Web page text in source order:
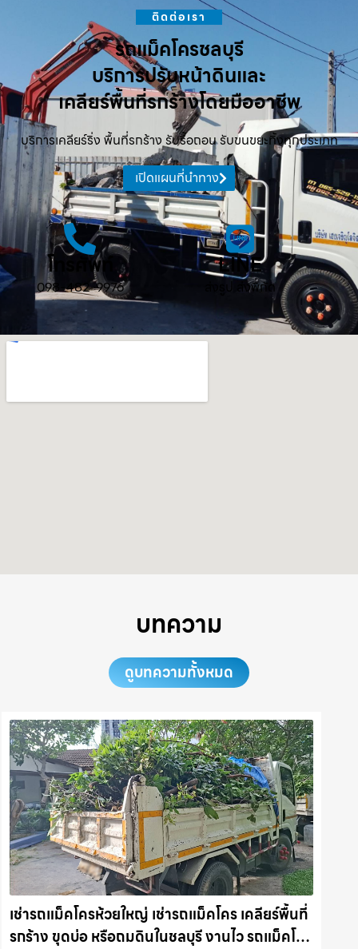
ติดต่อเรา
รถแม็คโครชลบุรี
บริการปรับหน้าดินและ
เคลียร์พื้นที่รกร้างโดยมืออาชีพ
บริการเคลียร์ริ่ง พื้นที่รกร้าง รับรื้อถอน รับขนขยะทิ้งทุกประเภท
เปิดแผนที่นำทาง
โทรศัพท์
098-482-9976
LINE
ส่งรูป ส่งพิกัด
บทความ
ดูบทความทั้งหมด
เช่ารถแม็คโครห้วยใหญ่ เช่ารถแม็คโคร เคลียร์พื้นที่
รกร้าง ขุดบ่อ หรือถมดินในชลบุรี งานไว รถแม็คโคร